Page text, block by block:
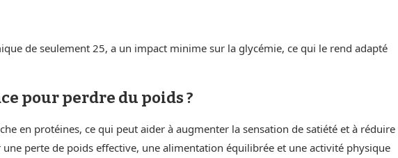
de seulement 25, a un impact minime sur la glycémie, ce qui le rend adapté
pour perdre du poids ?
en protéines, ce qui peut aider à augmenter la sensation de satiété et à réduire
perte de poids effective, une alimentation équilibrée et une activité physique